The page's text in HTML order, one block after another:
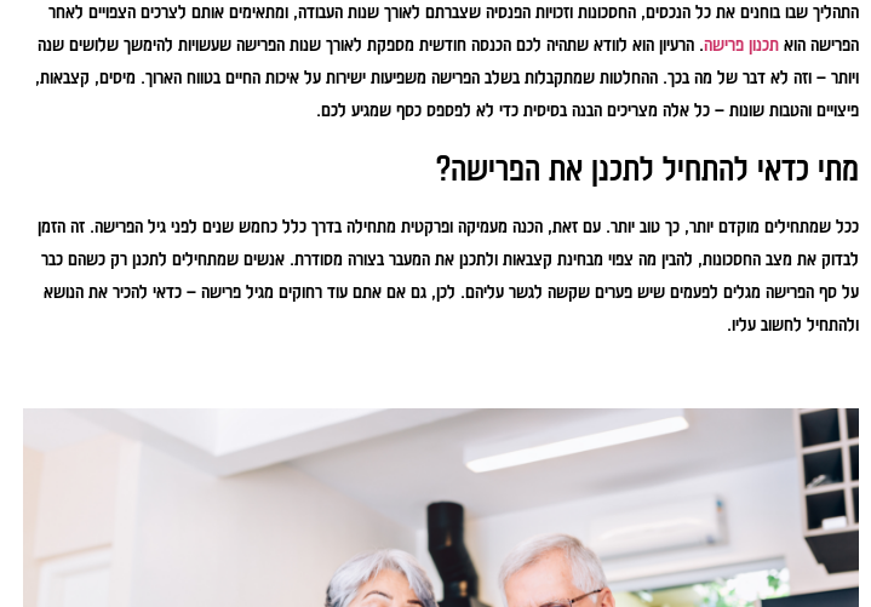
התהליך שבו בוחנים את כל הנכסים, החסכונות וזכויות הפנסיה שצברתם לאורך שנות העבודה, ומתאימים אותם לצרכים הצפויים לאחר
הפרישה הוא תכנון פרישה. הרעיון הוא לוודא שתהיה לכם הכנסה חודשית מספקת לאורך שנות הפרישה שעשויות להימשך שלושים שנה
ויותר – וזה לא דבר של מה בכך. ההחלטות שמתקבלות בשלב הפרישה משפיעות ישירות על איכות החיים בטווח הארוך. מיסים, קצבאות,
פיצויים והטבות שונות – כל אלה מצריכים הבנה בסיסית כדי לא לפספס כסף שמגיע לכם.
מתי כדאי להתחיל לתכנן את הפרישה?
ככל שמתחילים מוקדם יותר, כך טוב יותר. עם זאת, הכנה מעמיקה ופרקטית מתחילה בדרך כלל כחמש שנים לפני גיל הפרישה. זה הזמן
לבדוק את מצב החסכונות, להבין מה צפוי מבחינת קצבאות ולתכנן את המעבר בצורה מסודרת. אנשים שמתחילים לתכנן רק כשהם כבר
על סף הפרישה מגלים לפעמים שיש פערים שקשה לגשר עליהם. לכן, גם אם אתם עוד רחוקים מגיל פרישה – כדאי להכיר את הנושא
ולהתחיל לחשוב עליו.